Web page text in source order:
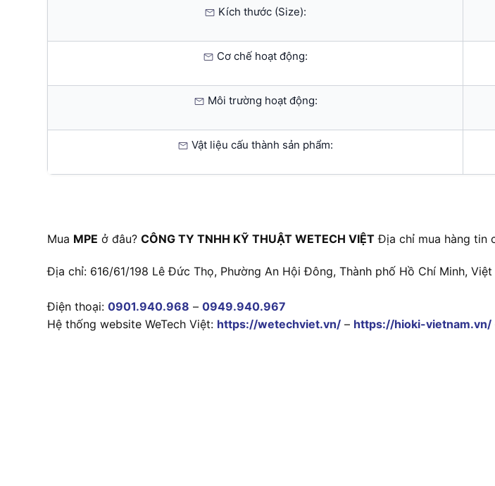
Kích thước (Size):
Cơ chế hoạt động:
Môi trường hoạt động:
Vật liệu cấu thành sản phẩm:
Mua MPE ở đâu? CÔNG TY TNHH KỸ THUẬT WETECH VIỆT Địa chỉ mua hàng tin
Địa chỉ: 616/61/198 Lê Đức Thọ, Phường An Hội Đông, Thành phố Hồ Chí Minh, Việt
Điện thoại: 0901.940.968 – 0949.940.967
Hệ thống website WeTech Việt: https://wetechviet.vn/ – https://hioki-vietnam.vn/